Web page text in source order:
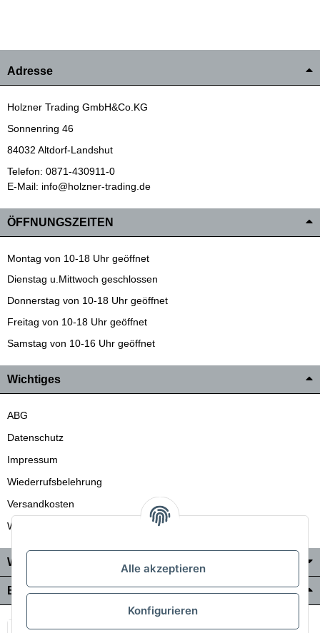
Adresse
Holzner Trading GmbH&Co.KG
Sonnenring 46
84032 Altdorf-Landshut
Telefon: 0871-430911-0
E-Mail: info@holzner-trading.de
ÖFFNUNGSZEITEN
Montag von 10-18 Uhr geöffnet
Dienstag u.Mittwoch geschlossen
Donnerstag von 10-18 Uhr geöffnet
Freitag von 10-18 Uhr geöffnet
Samstag von 10-16 Uhr geöffnet
Wichtiges
ABG
Datenschutz
Impressum
Wiederrufsbelehrung
Versandkosten
Wir liefern auch in die Schweiz
Wo Sie uns finden
Bezahlung & Versand
Alle akzeptieren
Konfigurieren